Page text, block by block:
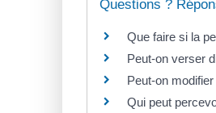
Questions ?
Que faire si la
Peut-on verser
Peut-on
Qui peut